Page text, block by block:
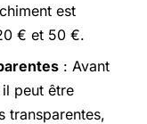
est
€ et 50 €.
: Avant
peut être
transparentes,